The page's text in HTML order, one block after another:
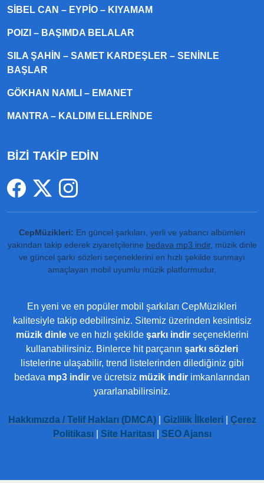
SIBEL CAN – EYPIO – KIYAMAM
POIZI – BAŞIMDA BELALAR
SILA ŞAHIN – SAMET KARDEŞLER – SENINLE
BAŞLAR
GÖKHAN NAMLI – EMANET
MANTRA – KALDIM ELLERINDE
BİZİ TAKİP EDİN
CepMüzikleri: En güncel şarkıları, yerli ve yabancı albümleri
yakından takip ederek ziyaretçilerine bedava mp3 indir, müzik dinle
ve güncel şarkı sözleri seçeneklerini en hızlı şekilde sunmayı
amaçlayan mobil uyumlu müzik platformudur.
En yeni ve en popüler mobil şarkıları CepMüzikleri
kalitesiyle takip edebilirsiniz. Sitemiz üzerinden kesintisiz
müzik dinleve en hızlı şekilde şarkı indirseçeneklerini
kullanabilirsiniz. Binlerce hit parçanın şarkı sözleri
listelerine ulaşabilir, trend listelerinden dilediğiniz gibi
bedava mp3 indir ve ücretsiz müzik indir imkanlarından
yararlanabilirsiniz.
Hakkımızda / Telif Hakları (DMCA)| Gizlilik İlkeleri| Çerez
Politikası| Site Haritası| SEO Ajansı